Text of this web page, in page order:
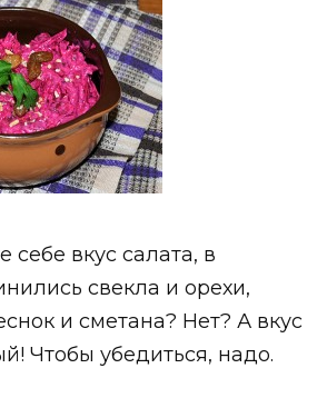
себе вкус салата, в
свекла и орехи,
и сметана? Нет? А вкус
Чтобы убедиться, надо.